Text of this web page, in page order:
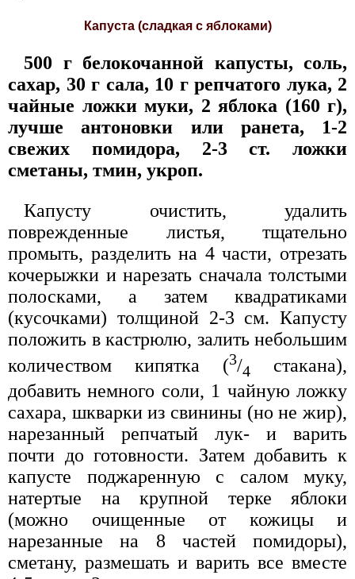
Капуста (сладкая с яблоками)
500 г белокочанной капусты, соль,
сахар, 30 г сала, 10 г репчатого лука, 2
чайные ложки муки, 2 яблока (160 г),
лучше антоновки или ранета, 1-2
свежих помидора, 2-3 ст. ложки
сметаны, тмин, укроп.
Капусту очистить, удалить
поврежденные листья, тщательно
промыть, разделить на 4 части, отрезать
кочерыжки и нарезать сначала толстыми
полосками, а затем квадратиками
(кусочками) толщиной 2-3 см. Капусту
положить в кастрюлю, залить небольшим
количеством кипятка (3/4 стакана),
добавить немного соли, 1 чайную ложку
сахара, шкварки из свинины (но не жир),
нарезанный репчатый лук- и варить
почти до готовности. Затем добавить к
капусте поджаренную с салом муку,
натертые на крупной терке яблоки
(можно очищенные от кожицы и
нарезанные на 8 частей помидоры),
сметану, размешать и варить все вместе